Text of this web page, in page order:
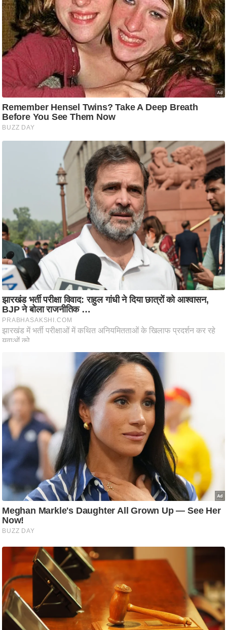
सा
म
यि
क
मा
तृ
भू
मि
स्तं
भ
.
आ
ई
.
चा
य
प
र
स
मी
ज्यो
ष
प्र
भु
म
मा
/
ध
र्म
त
त्यो
हा
र